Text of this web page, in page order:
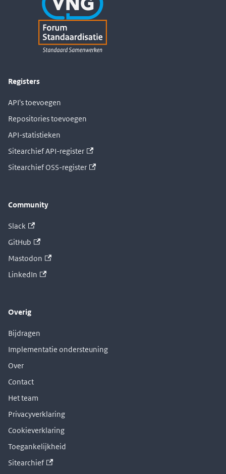
Registers
API's toevoegen
Repositories toevoegen
API-statistieken
Sitearchief API-register
Sitearchief OSS-register
Community
Slack
GitHub
Mastodon
LinkedIn
Overig
Bijdragen
Implementatie ondersteuning
Over
Contact
Het team
Privacyverklaring
Cookieverklaring
Toegankelijkheid
Sitearchief